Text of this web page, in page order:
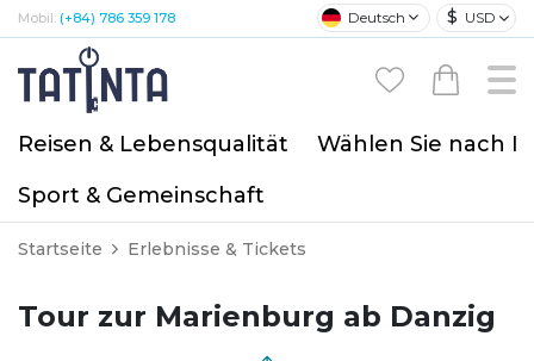
Mobil: (+84) 786 359 178 Deutsch $ USD
Reisen & Lebensqualität
Wählen Sie nach
Sport & Gemeinschaft
Startseite Erlebnisse & Tickets
Tour zur Marienburg ab Danzig